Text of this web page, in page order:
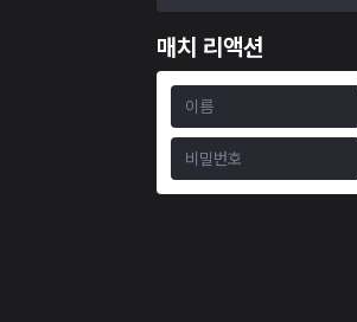
매치 리액션